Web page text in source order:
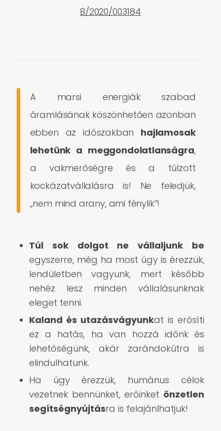
B/2020/003184
A marsi energiák szabad
áramlásának köszönhetően azonban
ebben az időszakban hajlamosak
lehetünk a meggondolatlanságra,
a vakmerőségre és a túlzott
kockázatvállalásra is! Ne feledjük,
„nem mind arany, ami fénylik”!
Túl sok dolgot ne vállaljunk be
egyszerre, még ha most úgy is érezzük,
lendületben vagyunk, mert később
nehéz lesz minden vállalásunknak
eleget tenni.
Kaland és utazásvágyunkat is erősíti
ez a hatás, ha van hozzá időnk és
lehetőségünk, akár zarándokútra is
elindulhatunk.
Ha úgy érezzük, humánus célok
vezetnek bennünket, erőinket önzetlen
segítségnyújtásra is felajánlhatjuk!